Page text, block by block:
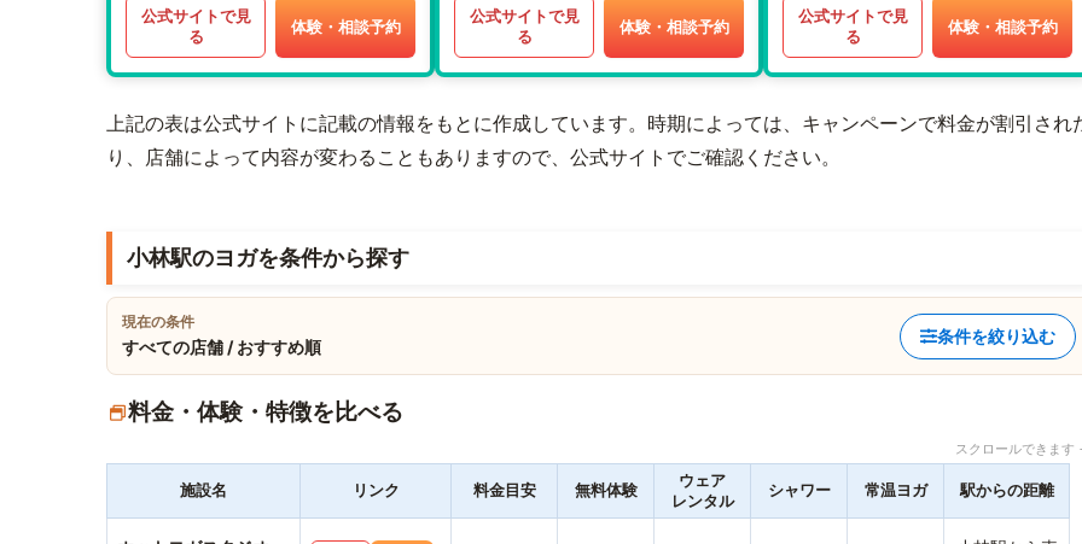
公式サイトで見
る
体験・相談予約
公式サイトで見
る
体験・相談予約
公式サイトで見
る
体験・相談予約
上記の表は公式サイトに記載の情報をもとに作成しています。時期によっては、キャンペーンで料金が割引され
り、店舗によって内容が変わることもありますので、公式サイトでご確認ください。
小林駅のヨガを条件から探す
現在の条件
すべての店舗 / おすすめ順
条件を絞り込む
料金・体験・特徴を比べる
スクロールできま
施設名 リンク 料金目安 無料体験
ウェア
レンタル
シャワー 常温ヨガ 駅からの距離